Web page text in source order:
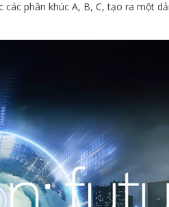
phân khúc A, B, C, tạo ra một